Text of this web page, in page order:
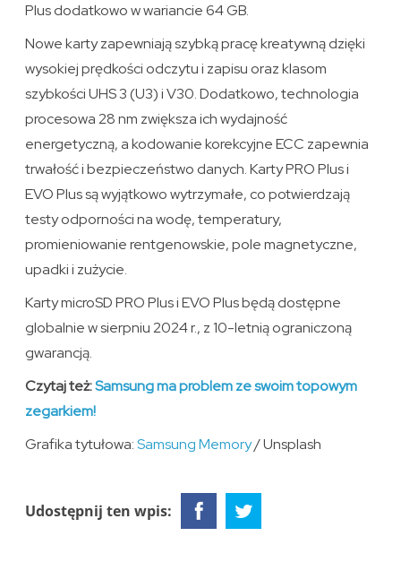
Plus dodatkowo w wariancie 64 GB.
Nowe karty zapewniają szybką pracę kreatywną dzięki
wysokiej prędkości odczytu i zapisu oraz klasom
szybkości UHS 3 (U3) i V30. Dodatkowo, technologia
procesowa 28 nm zwiększa ich wydajność
energetyczną, a kodowanie korekcyjne ECC zapewnia
trwałość i bezpieczeństwo danych. Karty PRO Plus i
EVO Plus są wyjątkowo wytrzymałe, co potwierdzają
testy odporności na wodę, temperatury,
promieniowanie rentgenowskie, pole magnetyczne,
upadki i zużycie.
Karty microSD PRO Plus i EVO Plus będą dostępne
globalnie w sierpniu 2024 r., z 10-letnią ograniczoną
gwarancją.
Czytaj też:Samsung ma problem ze swoim topowym
zegarkiem!
Grafika tytułowa:Samsung Memory/ Unsplash
Udostępnij ten wpis: